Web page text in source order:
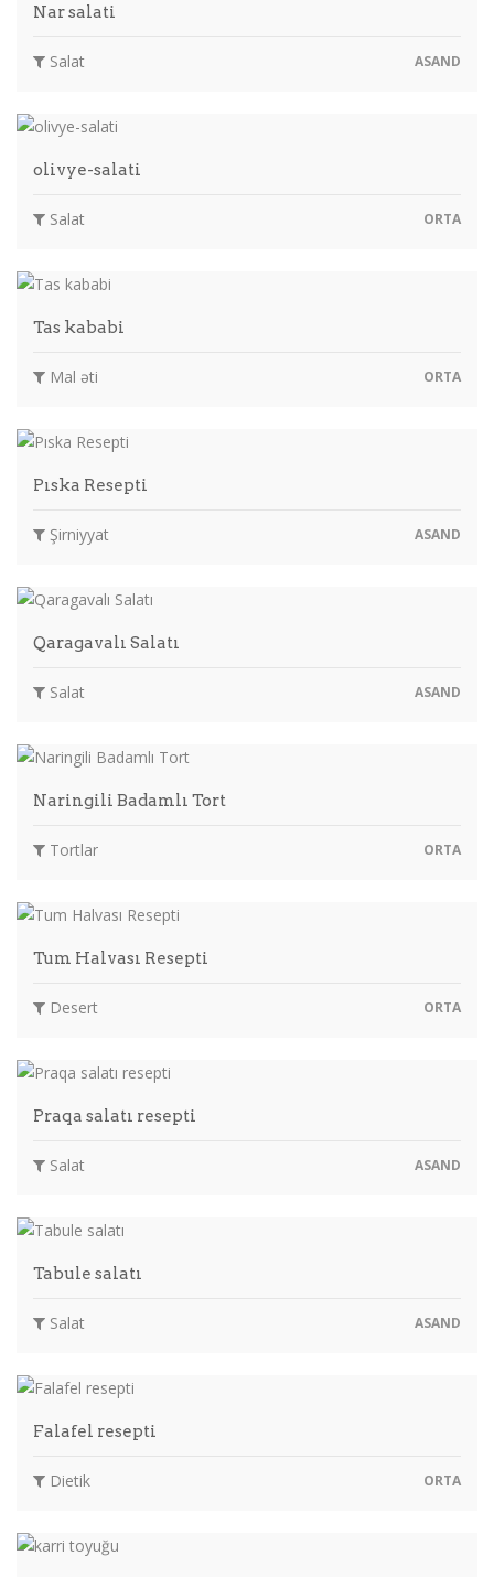
Nar salati
Salat ASAND
olivye-salati
Salat ORTA
Tas kababi
Mal əti ORTA
Pıska Resepti
Şirniyyat ASAND
Qaragavalı Salatı
Salat ASAND
Naringili Badamlı Tort
Tortlar ORTA
Tum Halvası Resepti
Desert ORTA
Praqa salatı resepti
Salat ASAND
Tabule salatı
Salat ASAND
Falafel resepti
Dietik ORTA